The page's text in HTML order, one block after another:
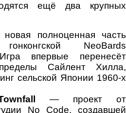
ещё два крупных
полноценная часть
NeoBards
впервые перенесёт
Сайлент Хилла,
сельской Японии 1960-х
— проект от
No Code, создавшей